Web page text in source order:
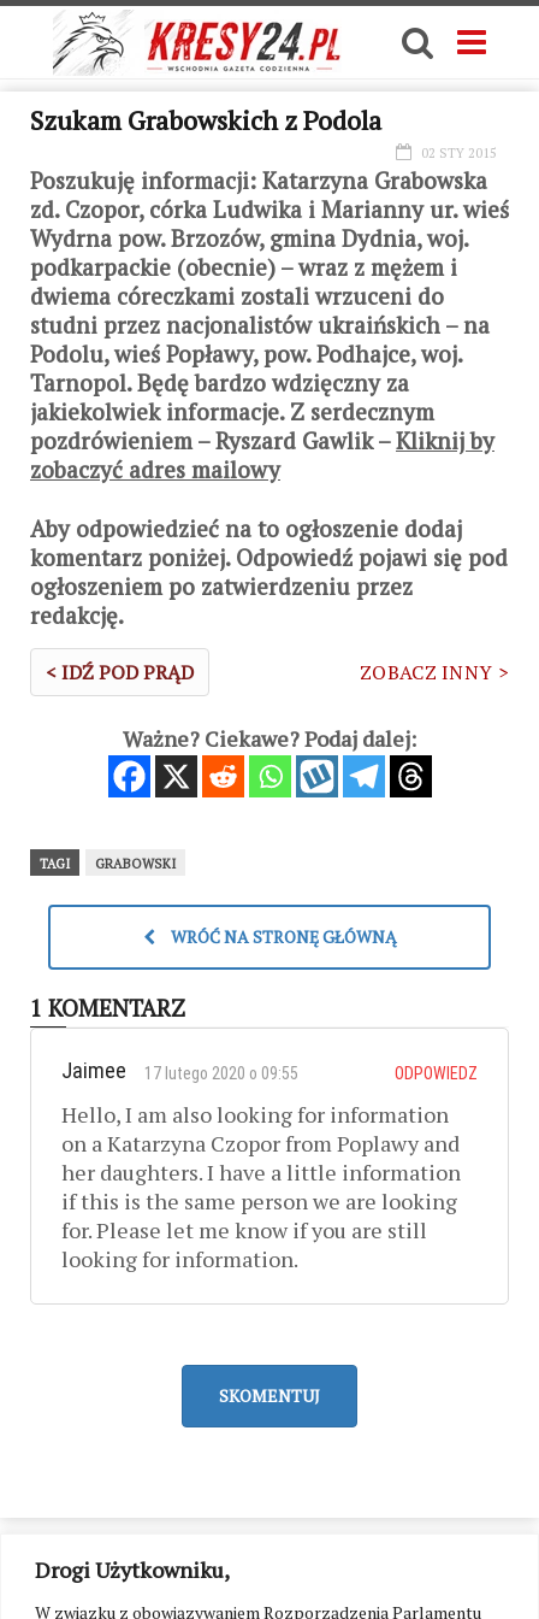
Drogi Użytkowniku,
W związku z obowiązywaniem Rozporządzenia Parlamentu
Szukam Grabowskich z Podola
02 STY 2015
Poszukuję informacji: Katarzyna Grabowska
zd. Czopor, córka Ludwika i Marianny ur. wieś
Wydrna pow. Brzozów, gmina Dydnia, woj.
podkarpackie (obecnie) – wraz z mężem i
dwiema córeczkami zostali wrzuceni do
studni przez nacjonalistów ukraińskich – na
Podolu, wieś Popławy, pow. Podhajce, woj.
Tarnopol. Będę bardzo wdzięczny za
jakiekolwiek informacje. Z serdecznym
pozdrówieniem – Ryszard Gawlik –Kliknij by
zobaczyć adres mailowy
Aby odpowiedzieć na to ogłoszenie dodaj
komentarz poniżej. Odpowiedź pojawi się pod
ogłoszeniem po zatwierdzeniu przez
redakcję.
< IDŹ POD PRĄD ZOBACZ INNY >
Ważne? Ciekawe? Podaj dalej:
TAGI GRABOWSKI
WRÓĆ NA STRONĘ GŁÓWNĄ
1 KOMENTARZ
Jaimee 17 lutego 2020 o 09:55 ODPOWIEDZ
Hello, I am also looking for information
on a Katarzyna Czopor from Poplawy and
her daughters. I have a little information
if this is the same person we are looking
for. Please let me know if you are still
looking for information.
SKOMENTUJ